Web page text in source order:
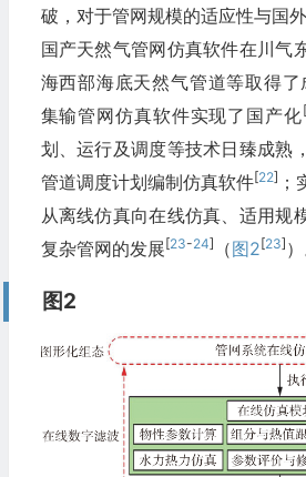
破，对于管网规模的适应性与国
国产天然气管网仿真软件在川气
海西部海底天然气管道等取得了
集输管网仿真软件实现了国产化[
划、运行及调度等技术日臻成熟
管道调度计划编制仿真软件[22]
从离线仿真向在线仿真、适用规
复杂管网的发展[23-24] （图2[23] ）
图2